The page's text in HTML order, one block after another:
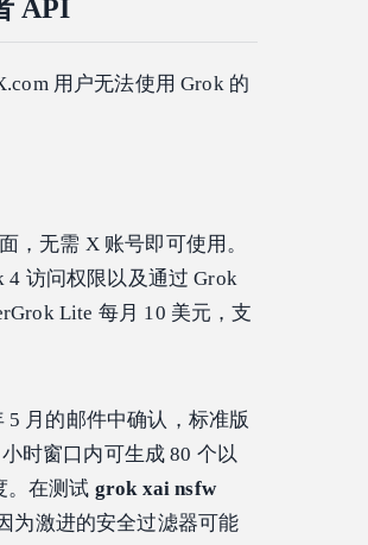
API
用户无法使用 Grok 的
，无需 X 账号即可使用。
4 访问权限以及通过 Grok
Lite 每月 10 美元，支
5 月的邮件中确认，标准版
时窗口内可生成 80 个以
。在测试 grok xai nsfw
为激进的安全过滤器可能